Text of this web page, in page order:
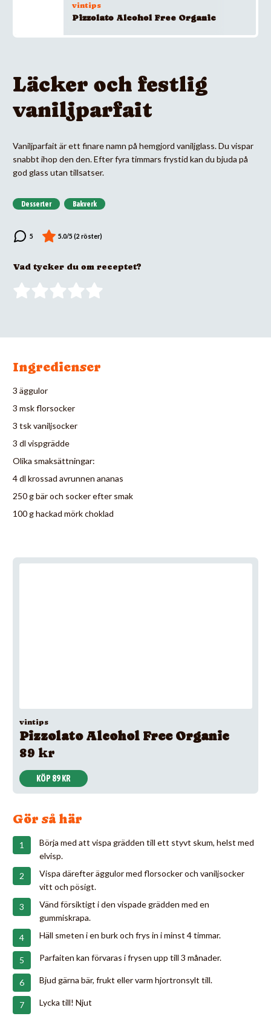
vintips
Pizzolato Alcohol Free Organic
Läcker och festlig
vaniljparfait
Vaniljparfait är ett finare namn på hemgjord vaniljglass. Du vispar
snabbt ihop den den. Efter fyra timmars frystid kan du bjuda på
god glass utan tillsatser.
Desserter Bakverk
Vad tycker du om receptet?
Ingredienser
3 äggulor
3 msk florsocker
3 tsk vaniljsocker
3 dl vispgrädde
Olika smaksättningar:
4 dl krossad avrunnen ananas
250 g bär och socker efter smak
100 g hackad mörk choklad
vintips
Pizzolato Alcohol Free Organic
89 kr
KÖP 89 KR
Gör så här
Börja med att vispa grädden till ett styvt skum, helst med
elvisp.
Vispa därefter äggulor med florsocker och vaniljsocker
vitt och pösigt.
Vänd försiktigt i den vispade grädden med en
gummiskrapa.
Häll smeten i en burk och frys in i minst 4 timmar.
Parfaiten kan förvaras i frysen upp till 3 månader.
Bjud gärna bär, frukt eller varm hjortronsylt till.
Lycka till! Njut